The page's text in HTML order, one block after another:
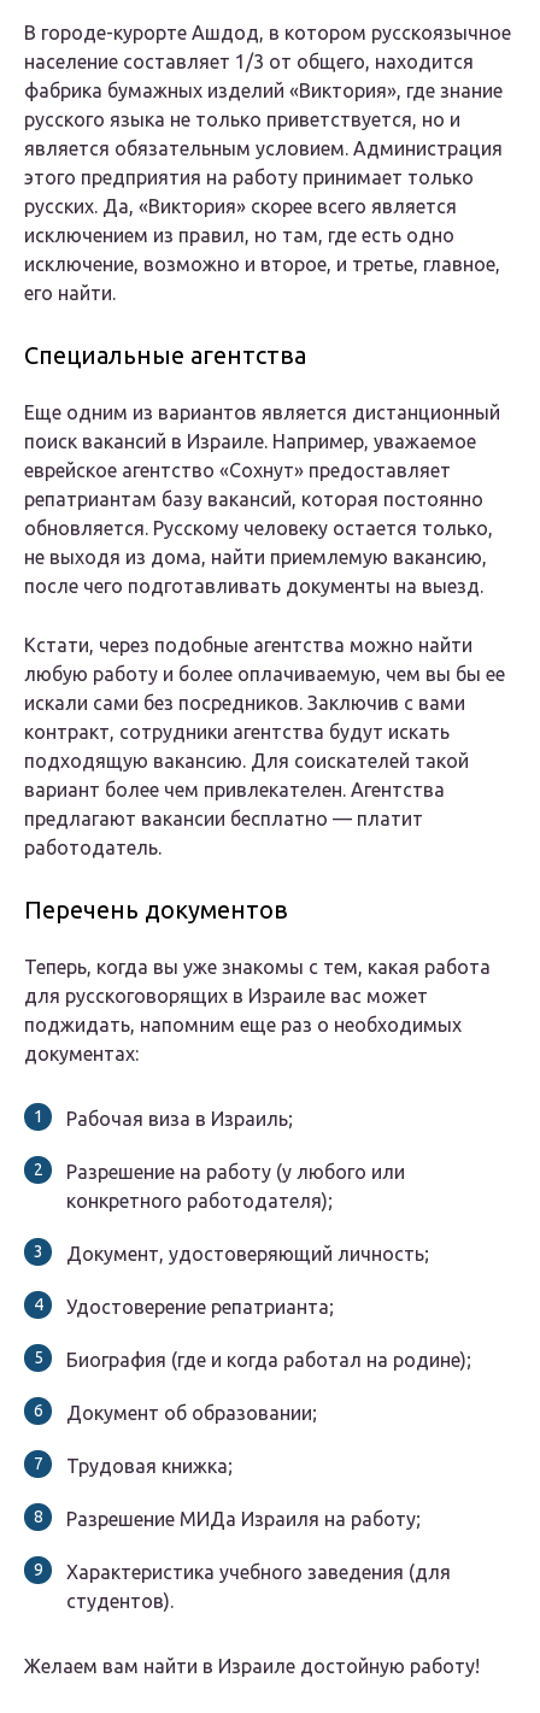
В городе-курорте Ашдод, в котором русскоязычное
население составляет 1/3 от общего, находится
фабрика бумажных изделий «Виктория», где знание
русского языка не только приветствуется, но и
является обязательным условием. Администрация
этого предприятия на работу принимает только
русских. Да, «Виктория» скорее всего является
исключением из правил, но там, где есть одно
исключение, возможно и второе, и третье, главное,
его найти.
Специальные агентства
Еще одним из вариантов является дистанционный
поиск вакансий в Израиле. Например, уважаемое
еврейское агентство «Сохнут» предоставляет
репатриантам базу вакансий, которая постоянно
обновляется. Русскому человеку остается только,
не выходя из дома, найти приемлемую вакансию,
после чего подготавливать документы на выезд.
Кстати, через подобные агентства можно найти
любую работу и более оплачиваемую, чем вы бы ее
искали сами без посредников. Заключив с вами
контракт, сотрудники агентства будут искать
подходящую вакансию. Для соискателей такой
вариант более чем привлекателен. Агентства
предлагают вакансии бесплатно — платит
работодатель.
Перечень документов
Теперь, когда вы уже знакомы с тем, какая работа
для русскоговорящих в Израиле вас может
поджидать, напомним еще раз о необходимых
документах:
Рабочая виза в Израиль;
Разрешение на работу (у любого или
конкретного работодателя);
Документ, удостоверяющий личность;
Удостоверение репатрианта;
Биография (где и когда работал на родине);
Документ об образовании;
Трудовая книжка;
Разрешение МИДа Израиля на работу;
Характеристика учебного заведения (для
студентов).
Желаем вам найти в Израиле достойную работу!